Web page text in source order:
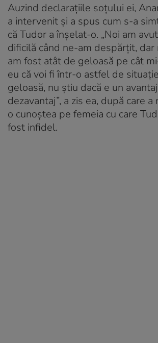
Auzind declarațiile soțului ei,
a intervenit și a spus cum s-a
că Tudor a înșelat-o. „Noi am
dificilă când ne-am despărțit, dar
am fost atât de geloasă pe cât
eu că voi fi într-o astfel de
geloasă, nu știu dacă e un
dezavantaj”, a zis ea, după care
o cunoștea pe femeia cu care
fost infidel.